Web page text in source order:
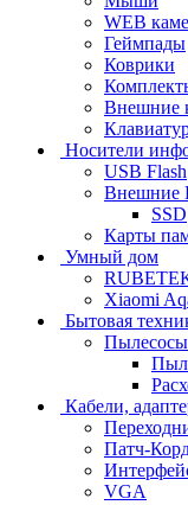
WEB
Геймпады
Коврики
Внешние
Носители
USB Flash
Внешние
SSD
Карты
Умный дом
Xiaomi
Бытовая
Пылесосы
Кабели,
Патч-
VGA